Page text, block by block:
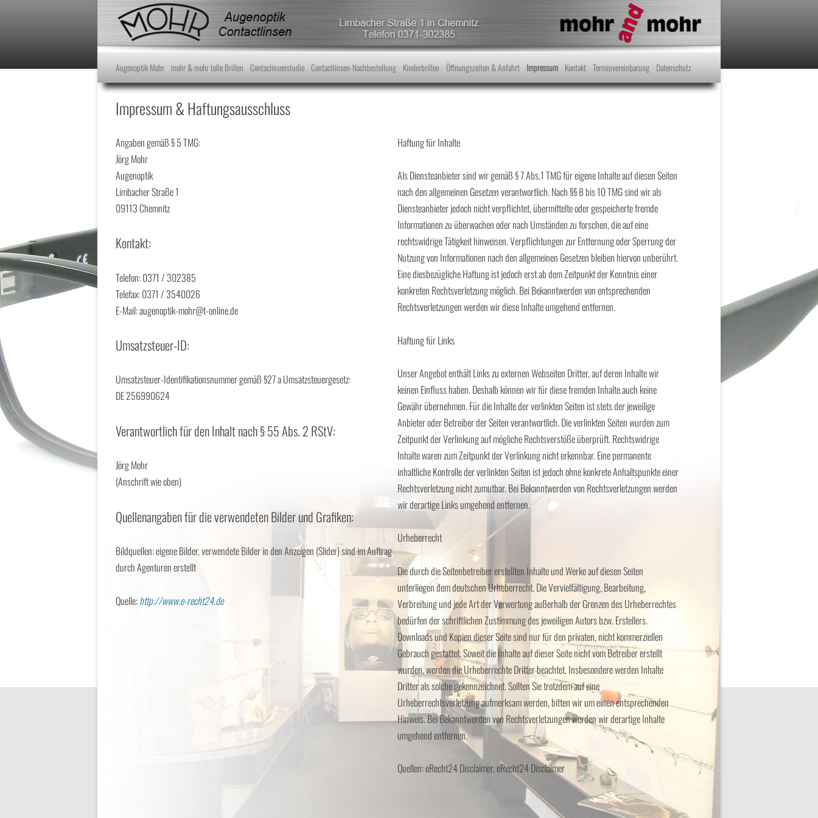
Skip to content
Augenoptik Mohr mohr & mohr tolle Brillen Contaclinsenstudio Contactlinsen-Nachbestellung Kinderbrillen Öffnungszeiten & Anfahrt Impressum Kontakt Terminvereinbarung Datenschutz
Impressum & Haftungsausschluss
Angaben gemäß § 5 TMG:
Jörg Mohr
Augenoptik
Limbacher Straße 1
09113 Chemnitz
Kontakt:
Telefon: 0371 / 302385
Telefax: 0371 / 3540026
E-Mail: augenoptik-mohr@t-online.de
Umsatzsteuer-ID:
Umsatzsteuer-Identifikationsnummer gemäß §27 a Umsatzsteuergesetz:
DE 256990624
Verantwortlich für den Inhalt nach § 55 Abs. 2 RStV:
Jörg Mohr
(Anschrift wie oben)
Quellenangaben für die verwendeten Bilder und Grafiken:
Bildquellen: eigene Bilder, verwendete Bilder in den Anzeigen (Slider) sind im Auftrag
durch Agenturen erstellt
Quelle:http://www.e-recht24.de
Haftung für Inhalte
Als Diensteanbieter sind wir gemäß § 7 Abs.1 TMG für eigene Inhalte auf diesen Seiten
nach den allgemeinen Gesetzen verantwortlich. Nach §§ 8 bis 10 TMG sind wir als
Diensteanbieter jedoch nicht verpflichtet, übermittelte oder gespeicherte fremde
Informationen zu überwachen oder nach Umständen zu forschen, die auf eine
rechtswidrige Tätigkeit hinweisen. Verpflichtungen zur Entfernung oder Sperrung der
Nutzung von Informationen nach den allgemeinen Gesetzen bleiben hiervon unberührt.
Eine diesbezügliche Haftung ist jedoch erst ab dem Zeitpunkt der Kenntnis einer
konkreten Rechtsverletzung möglich. Bei Bekanntwerden von entsprechenden
Rechtsverletzungen werden wir diese Inhalte umgehend entfernen.
Haftung für Links
Unser Angebot enthält Links zu externen Webseiten Dritter, auf deren Inhalte wir
keinen Einfluss haben. Deshalb können wir für diese fremden Inhalte auch keine
Gewähr übernehmen. Für die Inhalte der verlinkten Seiten ist stets der jeweilige
Anbieter oder Betreiber der Seiten verantwortlich. Die verlinkten Seiten wurden zum
Zeitpunkt der Verlinkung auf mögliche Rechtsverstöße überprüft. Rechtswidrige
Inhalte waren zum Zeitpunkt der Verlinkung nicht erkennbar. Eine permanente
inhaltliche Kontrolle der verlinkten Seiten ist jedoch ohne konkrete Anhaltspunkte einer
Rechtsverletzung nicht zumutbar. Bei Bekanntwerden von Rechtsverletzungen werden
wir derartige Links umgehend entfernen.
Urheberrecht
Die durch die Seitenbetreiber erstellten Inhalte und Werke auf diesen Seiten
unterliegen dem deutschen Urheberrecht. Die Vervielfältigung, Bearbeitung,
Verbreitung und jede Art der Verwertung außerhalb der Grenzen des Urheberrechtes
bedürfen der schriftlichen Zustimmung des jeweiligen Autors bzw. Erstellers.
Downloads und Kopien dieser Seite sind nur für den privaten, nicht kommerziellen
Gebrauch gestattet. Soweit die Inhalte auf dieser Seite nicht vom Betreiber erstellt
wurden, werden die Urheberrechte Dritter beachtet. Insbesondere werden Inhalte
Dritter als solche gekennzeichnet. Sollten Sie trotzdem auf eine
Urheberrechtsverletzung aufmerksam werden, bitten wir um einen entsprechenden
Hinweis. Bei Bekanntwerden von Rechtsverletzungen werden wir derartige Inhalte
umgehend entfernen.
Quellen: eRecht24 Disclaimer, eRecht24 Disclaimer